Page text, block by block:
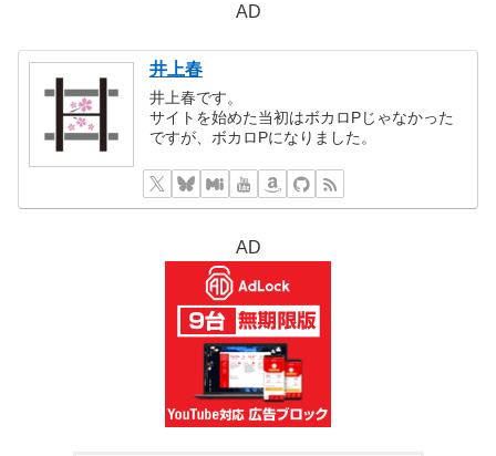
AD
井上春
井上春です。
サイトを始めた当初はボカロPじゃなかった
ですが、ボカロPになりました。
AD